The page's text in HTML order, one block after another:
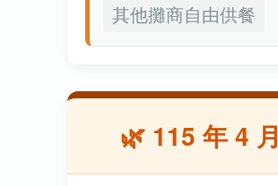
其他攤商自由供餐
🌿 115 年 4 月